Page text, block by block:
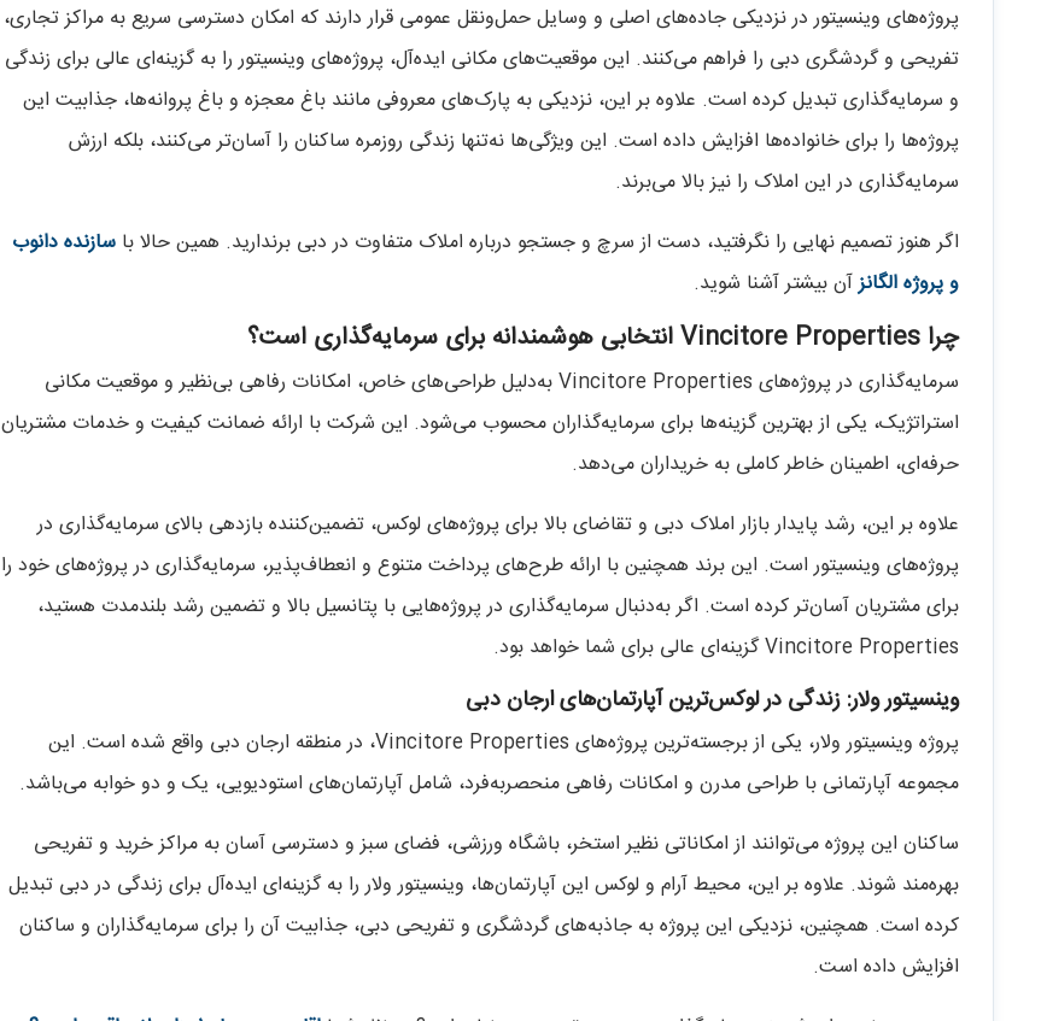
پروژه‌های وینسیتور در نزدیکی جاده‌های اصلی و وسایل حمل‌ونقل عمومی قرار دارند که امکان دسترسی سریع به مراکز تجاری،
تفریحی و گردشگری دبی را فراهم می‌کنند. این موقعیت‌های مکانی ایده‌آل، پروژه‌های وینسیتور را به گزینه‌ای عالی برای زندگی
و سرمایه‌گذاری تبدیل کرده است. علاوه بر این، نزدیکی به پارک‌های معروفی مانند باغ معجزه و باغ پروانه‌ها، جذابیت این
پروژه‌ها را برای خانواده‌ها افزایش داده است. این ویژگی‌ها نه‌تنها زندگی روزمره ساکنان را آسان‌تر می‌کنند، بلکه ارزش
سرمایه‌گذاری در این املاک را نیز بالا می‌برند.
اگر هنوز تصمیم نهایی را نگرفتید، دست از سرچ و جستجو درباره املاک متفاوت در دبی برندارید. همین حالا با سازنده دانوب
و پروژه الگانزآن بیشتر آشنا شوید.
چرا Vincitore Properties انتخابی هوشمندانه برای سرمایه‌گذاری است؟
سرمایه‌گذاری در پروژه‌های Vincitore Properties به‌دلیل طراحی‌های خاص، امکانات رفاهی بی‌نظیر و موقعیت مکانی
استراتژیک، یکی از بهترین گزینه‌ها برای سرمایه‌گذاران محسوب می‌شود. این شرکت با ارائه ضمانت کیفیت و خدمات مشتریان
حرفه‌ای، اطمینان خاطر کاملی به خریداران می‌دهد.
علاوه بر این، رشد پایدار بازار املاک دبی و تقاضای بالا برای پروژه‌های لوکس، تضمین‌کننده بازدهی بالای سرمایه‌گذاری در
پروژه‌های وینسیتور است. این برند همچنین با ارائه طرح‌های پرداخت متنوع و انعطاف‌پذیر، سرمایه‌گذاری در پروژه‌های خود را
برای مشتریان آسان‌تر کرده است. اگر به‌دنبال سرمایه‌گذاری در پروژه‌هایی با پتانسیل بالا و تضمین رشد بلندمدت هستید،
Vincitore Properties گزینه‌ای عالی برای شما خواهد بود.
وینسیتور ولار: زندگی در لوکس‌ترین آپارتمان‌های ارجان دبی
پروژه وینسیتور ولار، یکی از برجسته‌ترین پروژه‌های Vincitore Properties، در منطقه ارجان دبی واقع شده است. این
مجموعه آپارتمانی با طراحی مدرن و امکانات رفاهی منحصر‌به‌فرد، شامل آپارتمان‌های استودیویی، یک و دو خوابه می‌باشد.
ساکنان این پروژه می‌توانند از امکاناتی نظیر استخر، باشگاه ورزشی، فضای سبز و دسترسی آسان به مراکز خرید و تفریحی
بهره‌مند شوند. علاوه بر این، محیط آرام و لوکس این آپارتمان‌ها، وینسیتور ولار را به گزینه‌ای ایده‌آل برای زندگی در دبی تبدیل
کرده است. همچنین، نزدیکی این پروژه به جاذبه‌های گردشگری و تفریحی دبی، جذابیت آن را برای سرمایه‌گذاران و ساکنان
افزایش داده است.